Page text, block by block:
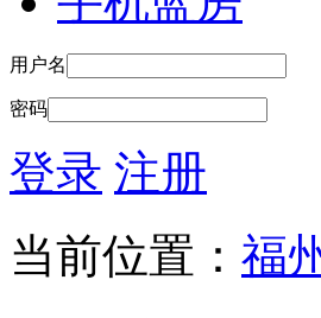
用户名
密码
登录 注册
当前位置： 福